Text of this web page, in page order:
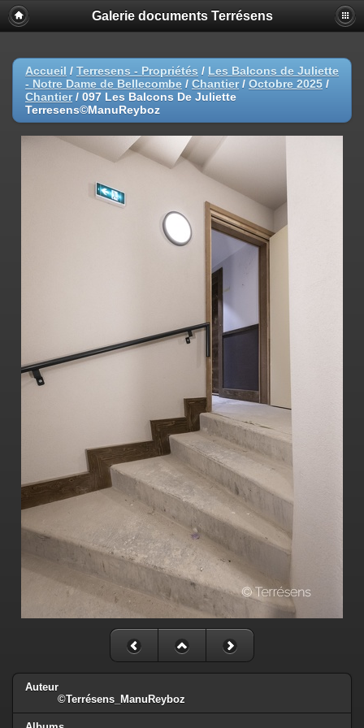
Galerie documents Terrésens
Accueil / Terresens - Propriétés / Les Balcons de Juliette
- Notre Dame de Bellecombe / Chantier/ Octobre 2025 /
Chantier/ 097 Les Balcons De Juliette
Terresens©ManuReyboz
Auteur
©Terrésens_ManuReyboz